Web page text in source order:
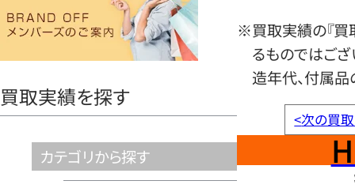
ヤ
買取実績を探す
カテゴリから探す
※買取実績の『買
るものではござ
造年代、付属品
<次の買